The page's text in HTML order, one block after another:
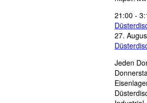
21:00 -
27.
Jeden